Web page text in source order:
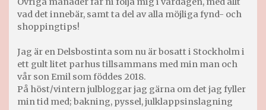
vad det innebär, samt ta del av alla möjliga fynd- och
shoppingtips!
Jag är en Delsbostinta som nu är bosatt i Stockholm i
ett gult litet parhus tillsammans med min man och
vår son Emil som föddes 2018.
På höst/vintern julbloggar jag gärna om det jag fyller
min tid med; bakning, pyssel, julklappsinslagning